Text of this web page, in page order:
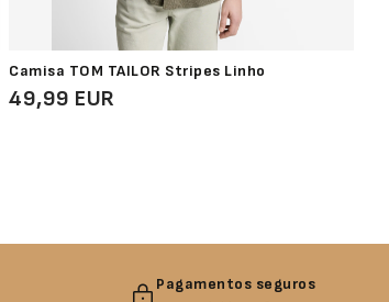
Camisa TOM TAILOR Stripes Linho
49,99 EUR
Pagamentos seguros